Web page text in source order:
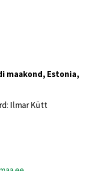
maakond, Estonia,
Ilmar Kütt